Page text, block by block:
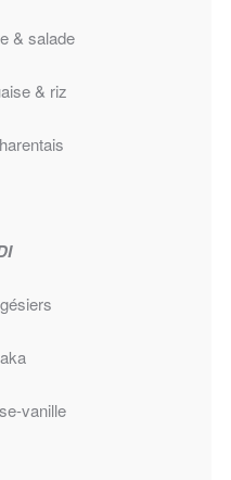
& salade
& riz
vanille